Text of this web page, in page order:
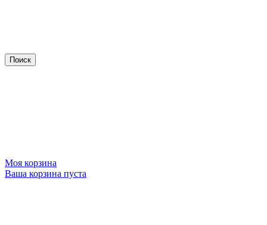
Моя корзина
Ваша корзина пуста